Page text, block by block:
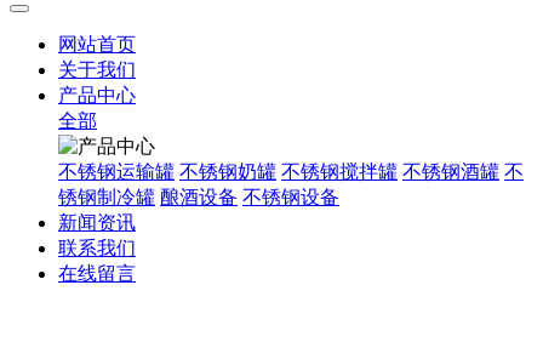
网站首页
关于我们
产品中心
全部
不锈钢运输罐 不锈钢奶罐 不锈钢搅拌罐 不锈钢酒罐 不
锈钢制冷罐 酿酒设备 不锈钢设备
新闻资讯
联系我们
在线留言